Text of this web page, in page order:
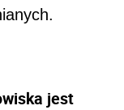
jest